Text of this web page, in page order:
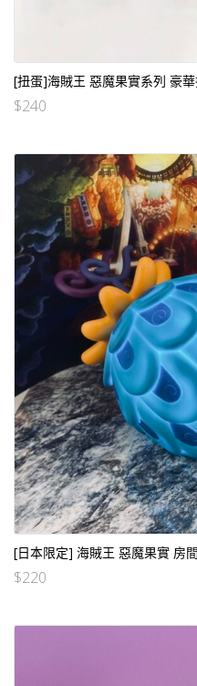
[扭蛋]海賊王 惡魔果實系列 豪
$240
[日本限定] 海賊王 惡魔果實 房
$220